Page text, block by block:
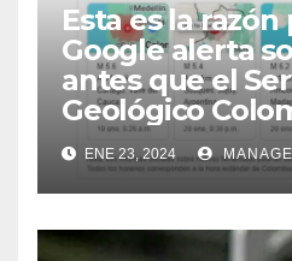
Esta es la
Google alerta
antes que el
Geológico
ENE 23, 2024